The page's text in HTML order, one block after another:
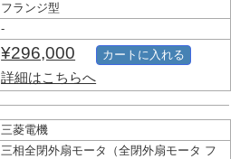
フランジ型
-
¥296,000
詳細はこちらへ
カートに入れる
三菱電機
三相全閉外扇モータ（全閉外扇モータ フ